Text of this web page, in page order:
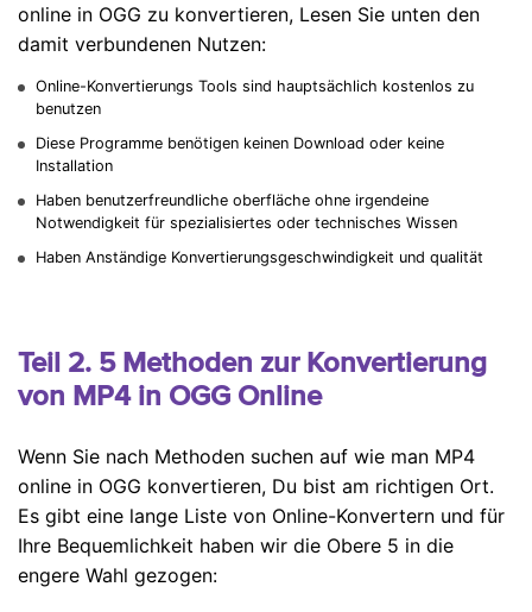
online in OGG zu konvertieren, Lesen Sie unten den
damit verbundenen Nutzen:
Online-Konvertierungs Tools sind hauptsächlich kostenlos zu
benutzen
Diese Programme benötigen keinen Download oder keine
Installation
Haben benutzerfreundliche oberfläche ohne irgendeine
Notwendigkeit für spezialisiertes oder technisches Wissen
Haben Anständige Konvertierungsgeschwindigkeit und qualität
Teil 2. 5 Methoden zur Konvertierung
von MP4 in OGG Online
Wenn Sie nach Methoden suchen auf wie man MP4
online in OGG konvertieren, Du bist am richtigen Ort.
Es gibt eine lange Liste von Online-Konvertern und für
Ihre Bequemlichkeit haben wir die Obere 5 in die
engere Wahl gezogen: